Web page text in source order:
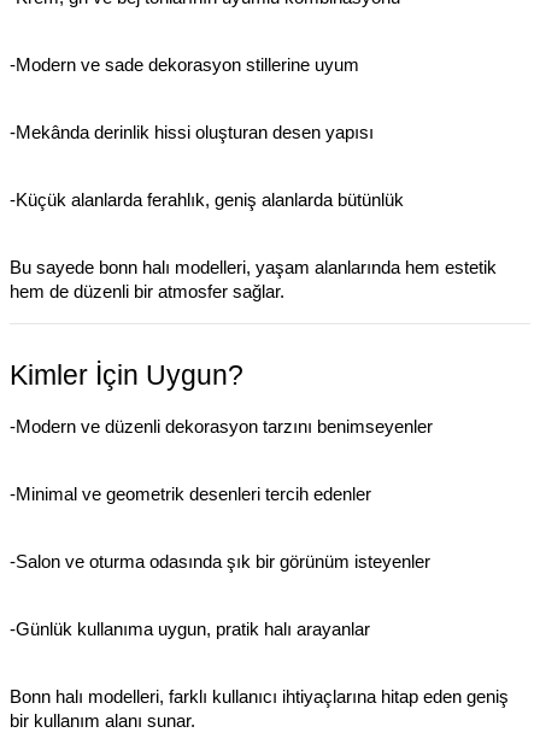
-Modern ve sade dekorasyon stillerine uyum
-Mekânda derinlik hissi oluşturan desen yapısı
-Küçük alanlarda ferahlık, geniş alanlarda bütünlük
Bu sayede bonn halı modelleri, yaşam alanlarında hem estetik
hem de düzenli bir atmosfer sağlar.
Kimler İçin Uygun?
-Modern ve düzenli dekorasyon tarzını benimseyenler
-Minimal ve geometrik desenleri tercih edenler
-Salon ve oturma odasında şık bir görünüm isteyenler
-Günlük kullanıma uygun, pratik halı arayanlar
Bonn halı modelleri, farklı kullanıcı ihtiyaçlarına hitap eden geniş
bir kullanım alanı sunar.